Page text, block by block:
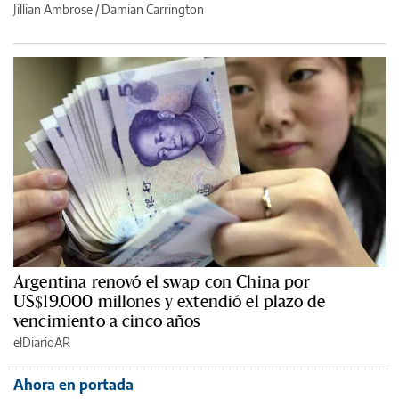
Jillian Ambrose / Damian Carrington
Argentina renovó el swap con China por
US$19.000 millones y extendió el plazo de
vencimiento a cinco años
elDiarioAR
Ahora en portada